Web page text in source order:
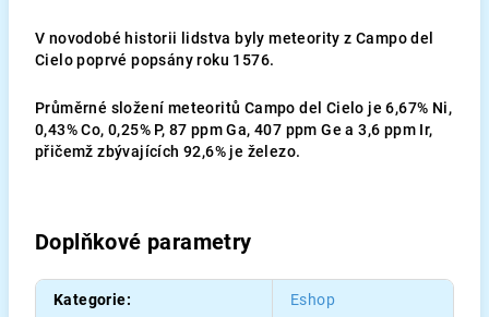
V novodobé historii lidstva byly meteority z Campo del
Cielo poprvé popsány roku 1576.
Průměrné složení meteoritů Campo del Cielo je 6,67% Ni,
0,43% Co, 0,25% P, 87 ppm Ga, 407 ppm Ge a 3,6 ppm Ir,
přičemž zbývajících 92,6% je železo.
Doplňkové parametry
Kategorie: Eshop